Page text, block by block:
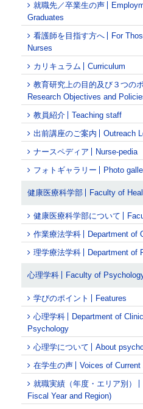
就職先／卒業生の声
Graduates
看護師を目指す方へ
For
Nurses
カリキュラム
Curriculum
教育研究上の目的及び３つの
Research Objectives and
教員紹介
Teaching staff
出前講座のご案内
Outreach
ナースペディア
Nurse-pedia
フォトギャラリー
Photo
健康医療科学部 Faculty of
健康医療科学部について
作業療法学科
Department of
理学療法学科
Department of
心理学科 Faculty of
学びのポイント
Features
心理学科
Department of
Psychology
心理学について
About
在学生の声
Voices of Current
就職実績（年度・エリア別）
Fiscal Year and Region)